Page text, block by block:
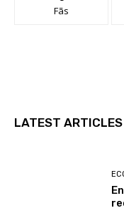
Fãs
LATEST ARTICLES